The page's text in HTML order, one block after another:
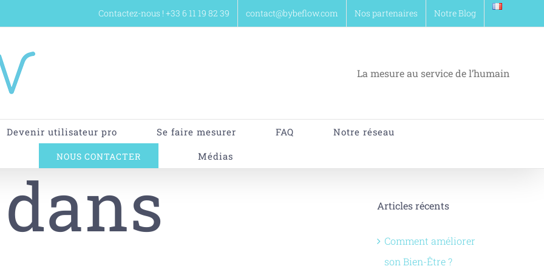
Contactez-nous ! +33 6 11 19 82 39 contact@bybeflow.com Nos partenaires Notre Blog
La mesure au service de l’humain
Devenir utilisateur pro Se faire mesurer FAQ Notre réseau
NOUS CONTACTER Médias
Articles récents
Comment améliorer
son Bien-Être ?